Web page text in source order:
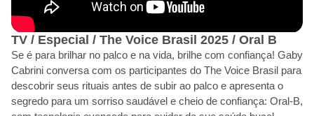
TV / Especial / The Voice Brasil 2025 / Oral B
Se é para brilhar no palco e na vida, brilhe com confiança! Gaby
Cabrini conversa com os participantes do The Voice Brasil para
descobrir seus rituais antes de subir ao palco e apresenta o
segredo para um sorriso saudável e cheio de confiança: Oral-B,